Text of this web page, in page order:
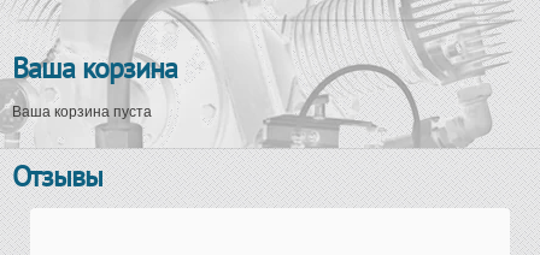
Ваша корзина
Ваша корзина пуста
Отзывы